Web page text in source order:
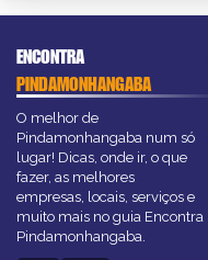
ENCONTRA
PINDAMONHANGABA
O melhor de
Pindamonhangaba num só
lugar! Dicas, onde ir, o que
fazer, as melhores
empresas, locais, serviços e
muito mais no guia Encontra
Pindamonhangaba.